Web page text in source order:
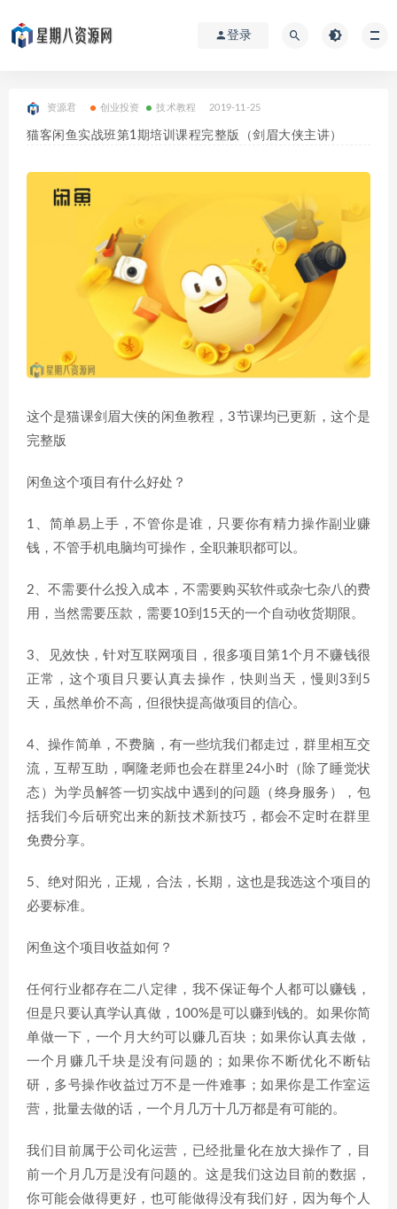
登录
资源君 创业投资 技术教程 2019-11-25
猫客闲鱼实战班第1期培训课程完整版（剑眉大侠主讲）
这个是猫课剑眉大侠的闲鱼教程，3节课均已更新，这个是
完整版
闲鱼这个项目有什么好处？
1、简单易上手，不管你是谁，只要你有精力操作副业赚
钱，不管手机电脑均可操作，全职兼职都可以。
2、不需要什么投入成本，不需要购买软件或杂七杂八的费
用，当然需要压款，需要10到15天的一个自动收货期限。
3、见效快，针对互联网项目，很多项目第1个月不赚钱很
正常，这个项目只要认真去操作，快则当天，慢则3到5
天，虽然单价不高，但很快提高做项目的信心。
4、操作简单，不费脑，有一些坑我们都走过，群里相互交
流，互帮互助，啊隆老师也会在群里24小时（除了睡觉状
态）为学员解答一切实战中遇到的问题（终身服务），包
括我们今后研究出来的新技术新技巧，都会不定时在群里
免费分享。
5、绝对阳光，正规，合法，长期，这也是我选这个项目的
必要标准。
闲鱼这个项目收益如何？
任何行业都存在二八定律，我不保证每个人都可以赚钱，
但是只要认真学认真做，100%是可以赚到钱的。如果你简
单做一下，一个月大约可以赚几百块；如果你认真去做，
一个月赚几千块是没有问题的；如果你不断优化不断钻
研，多号操作收益过万不是一件难事；如果你是工作室运
营，批量去做的话，一个月几万十几万都是有可能的。
我们目前属于公司化运营，已经批量化在放大操作了，目
前一个月几万是没有问题的。这是我们这边目前的数据，
你可能会做得更好，也可能做得没有我们好，因为每个人